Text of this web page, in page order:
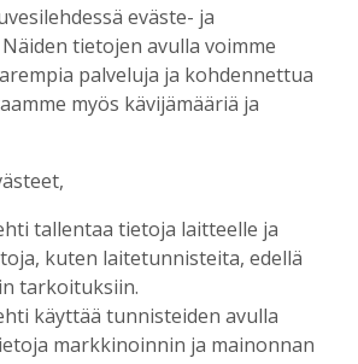
historia ansaitsee kunnioituksen
28.7.2026 13:26
ilo pitää laajentaa ja
riehaa
21.7.2026 12:00
eväste- ja
tietojen avulla voimme
palveluja ja kohdennettua
myös kävijämääriä ja
tallentaa tietoja laitteelle ja
kuten laitetunnisteita, edellä
tarkoituksiin.
käyttää tunnisteiden avulla
markkinoinnin ja mainonnan